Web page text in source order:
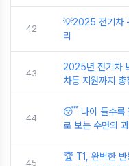
42
💡2025 전기차
리
43
2025년 전기차
차등 지원까지 총
44
😴 나이 들수록
로 보는 수면의
45
🏆 T1, 완벽한